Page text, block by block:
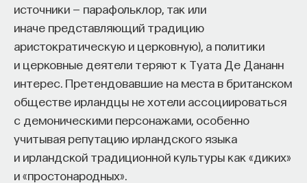
источники — парафольклор, так или
иначе представляющий традицию
аристократическую и церковную), а политики
и церковные деятели теряют к Туата Де Дананн
интерес. Претендовавшие на места в британском
обществе ирландцы не хотели ассоциироваться
с демоническими персонажами, особенно
учитывая репутацию ирландского языка
и ирландской традиционной культуры как «диких»
и «простонародных».